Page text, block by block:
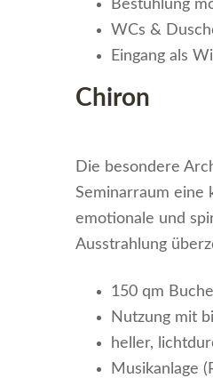
Bestuhlung
WCs &
Eingang als
Chiron
Die besondere
Seminarraum eine
emotionale und
Ausstrahlung
150 qm
Nutzung mit
heller,
Musikanlage